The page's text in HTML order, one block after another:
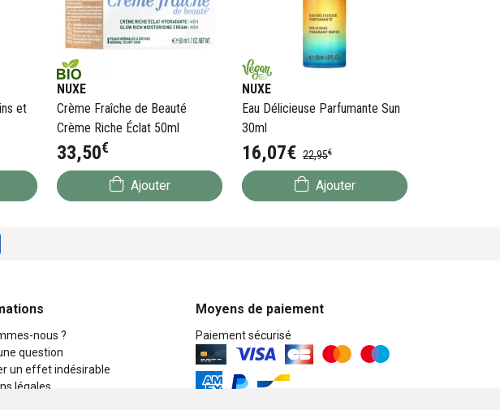
et
NUXE
Crème Fraîche de Beauté
Crème Riche Éclat 50ml
33,50€
Ajouter
NUXE
Eau Délicieuse Parfumante Sun
30ml
16,07€ 22,95€
Ajouter
nous ?
question
un effet indésirable
légales
Moyens de paiement
Paiement sécurisé